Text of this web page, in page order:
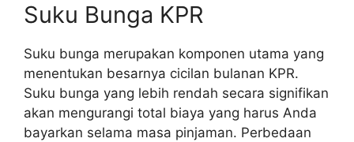
Suku Bunga KPR
Suku bunga merupakan komponen utama yang
menentukan besarnya cicilan bulanan KPR.
Suku bunga yang lebih rendah secara signifikan
akan mengurangi total biaya yang harus Anda
bayarkan selama masa pinjaman. Perbedaan